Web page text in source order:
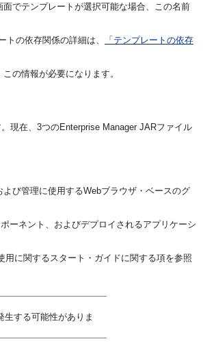
面でテンプレートが選択可能な場合、この名前
の依存関係の詳細は、
「テンプレートの依存
の情報が必要になります。
現在、3つのEnterprise Manager JARファイル
び管理に使用するWebブラウザ・ベースのグ
ーネント、およびデプロイされるアプリケーシ
に関するスタート・ガイドに関する項を参照
する可能性がありま